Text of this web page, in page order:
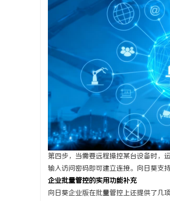
第四步，当需要远程操控某台设备时，
输入访问密码即可建立连接。向日葵支
企业批量管控的实用功能补充
向日葵企业版在批量管控上还提供了几